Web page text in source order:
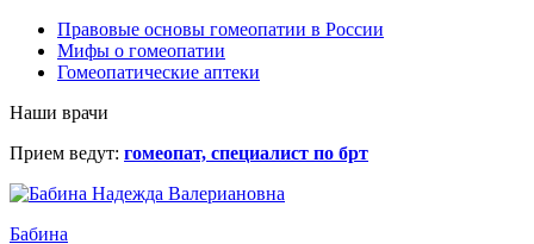
Правовые основы гомеопатии в России
Мифы о гомеопатии
Гомеопатические аптеки
Наши врачи
Прием ведут: гомеопат, специалист по брт
Бабина